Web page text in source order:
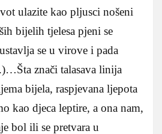
ulazite kao pljusci nošeni
bijelih tjelesa pjeni se
se u virove i pada
znači talasava linija
bijela, raspjevana ljepota
kao djeca leptire, a ona nam,
bol ili se pretvara u